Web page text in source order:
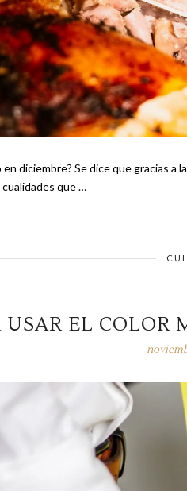
se suben de 4 a 8 kilos de peso, ¿tú qué
Te puede interesar 5 cualidades que …
USAR EL COLOR